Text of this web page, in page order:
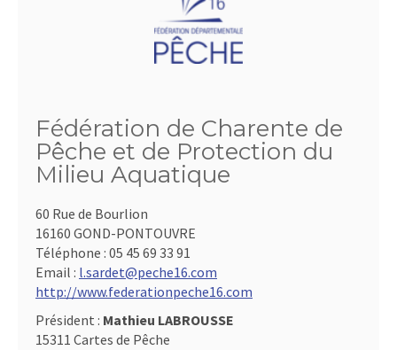
Fédération de Charente de
Pêche et de Protection du
Milieu Aquatique
60 Rue de Bourlion
16160 GOND-PONTOUVRE
Téléphone : 05 45 69 33 91
Email : l.sardet@peche16.com
http://www.federationpeche16.com
Président : Mathieu LABROUSSE
15311 Cartes de Pêche